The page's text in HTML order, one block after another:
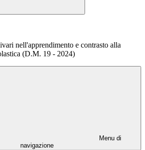
nell'apprendimento e contrasto alla
(D.M. 19 - 2024)
Menu di
navigazione